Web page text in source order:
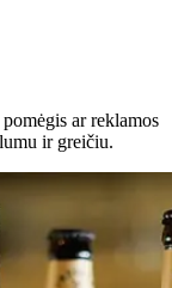
ar reklamos
ir greičiu.